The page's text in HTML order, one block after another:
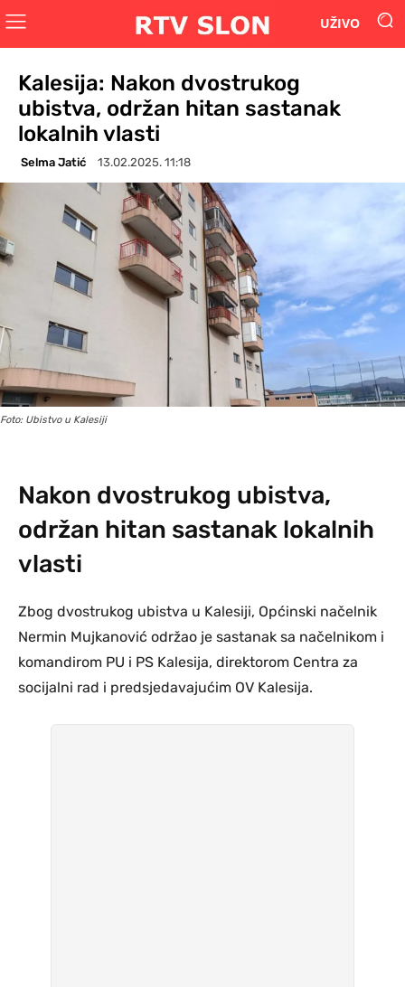
UŽIVO
Kalesija: Nakon dvostrukog
ubistva, održan hitan sastanak
lokalnih vlasti
Selma Jatić 13.02.2025. 11:18
Foto: Ubistvo u Kalesiji
Nakon dvostrukog ubistva,
održan hitan sastanak lokalnih
vlasti
Zbog dvostrukog ubistva u Kalesiji, Općinski načelnik
Nermin Mujkanović održao je sastanak sa načelnikom i
komandirom PU i PS Kalesija, direktorom Centra za
socijalni rad i predsjedavajućim OV Kalesija.